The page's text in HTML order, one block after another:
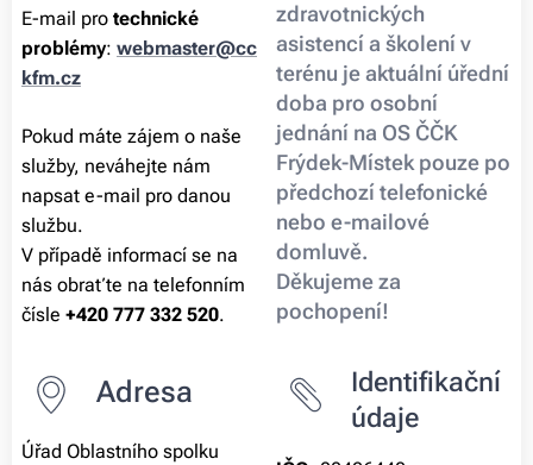
E-mail pro technické
problémy: webmaster@cc
kfm.cz
Pokud máte zájem o naše
služby, neváhejte nám
napsat e-mail pro danou
službu.
V případě informací se na
nás obraťte na telefonním
čísle +420 777 332 520.
zdravotnických
asistencí a školení v
terénu je aktuální úřední
doba pro osobní
jednání na OS ČČK
Frýdek-Místek pouze po
předchozí telefonické
nebo e-mailové
domluvě.
Děkujeme za
pochopení!
Adresa
Úřad Oblastního spolku
Identifikační
údaje